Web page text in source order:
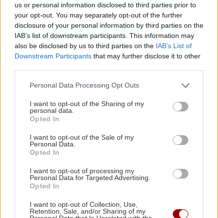
us or personal information disclosed to third parties prior to
your opt-out. You may separately opt-out of the further
disclosure of your personal information by third parties on the
IAB’s list of downstream participants. This information may
also be disclosed by us to third parties on the IAB’s List of
Downstream Participants that may further disclose it to other
Personal Data Processing Opt Outs
I want to opt-out of the Sharing of my
personal data.
Opted In
I want to opt-out of the Sale of my
Personal Data.
Opted In
I want to opt-out of processing my
Personal Data for Targeted Advertising.
Opted In
I want to opt-out of Collection, Use,
Retention, Sale, and/or Sharing of my
ΚΡΗΤΗ
Αεροδρόμιο Καστελίου: Έπεσαν οι υπογραφές
για τον εξοπλισμό αεροναυτιλίας (βίντεο)
10:29
ΚΡΗΤΗ
Κρήτη: Αναχωρούν εκατοντάδες μετανάστες
και την ίδια στιγμή καταφτάνουν άλλοι...
Ιράν: Αναφορές ότι ο Μοτζτάμπα
Χαμενεΐ μπορεί να πεθάνει από μέρα
σε μέρα
Νύχτα τρόμου στην Υεμένη: Μακελειό
από τους Χούθι με 58 νεκρούς
στρατιωτικούς